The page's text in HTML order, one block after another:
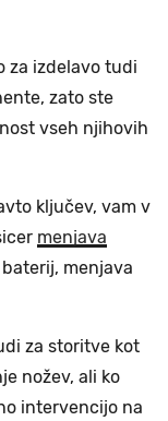
za izdelavo tudi
zato ste
vseh njihovih
ključev, vam v
menjava
menjava
za storitve kot
nožev, ali ko
intervencijo na